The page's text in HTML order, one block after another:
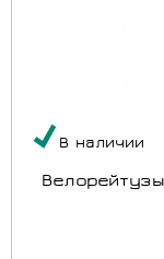
В наличии
Велорейтузы